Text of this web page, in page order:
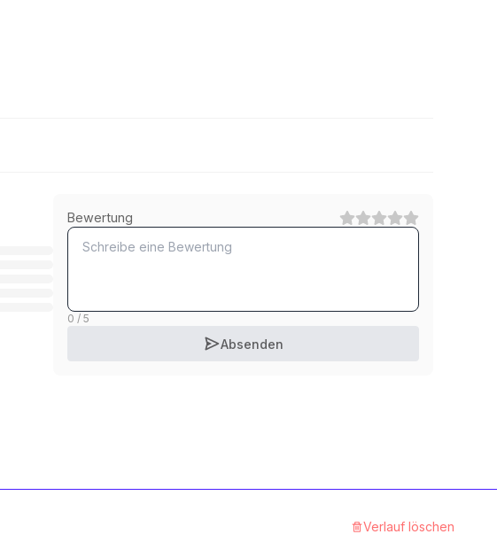
8.8 Stahl feuerverzinkt
1 Kategorie
Bewertung
0 / 5
Absenden
Verlauf löschen